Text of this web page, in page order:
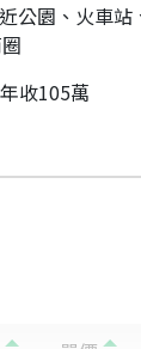
公園、火車
收105萬